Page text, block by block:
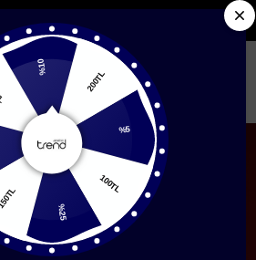
%50'ye Varan İndirim
Modelleri Çanta Fermuarlı Askılı El ve
200TL
100TL